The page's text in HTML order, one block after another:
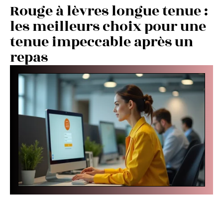
Rouge à lèvres longue tenue :
les meilleurs choix pour une
tenue impeccable après un
repas